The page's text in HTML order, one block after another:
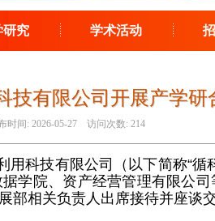
研究 学术活动
技有限公司开展产学研
时间: 2026-05-27 访问次数: 214
科技有限公司（以下简称“循
学院、资产经营管理有限公
相关负责人出席接待并座谈交